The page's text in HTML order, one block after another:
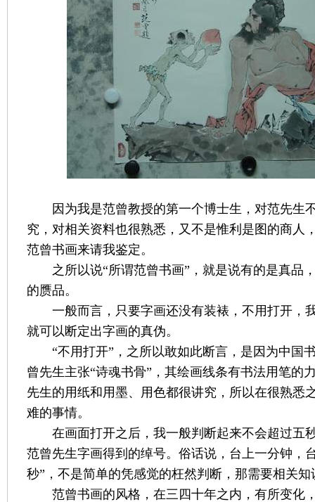
因为我是范曾教授的第一个博士生，对范先生
究，对相关资料也很熟悉，又不是惟利是图的商人
范曾书画来请我鉴定。
之所以说“所谓范曾书画”，就是说有的是真品
的赝品。
一般而言，只要字画还没有装裱，不用打开，
就可以断定出字画的真伪。
“不用打开”，之所以敢如此断言，是因为中国
曾先生主张“诗魂书骨”，其绘画线条有书法用笔的
先生的用纸和用墨、用色都很讲究，所以在很熟悉
难的事情。
在画面打开之后，我一般判断起来不会超过五
范曾先生字画得到的绰号。俗话说，台上一分钟，
秒”，不是简单的凭感觉的枉然判断，那需要相关
范曾书画的风格，在三四十年之内，有所变化